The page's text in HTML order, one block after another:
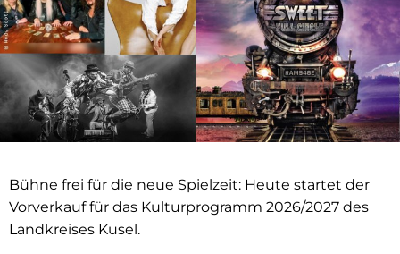
Bühne frei für die neue Spielzeit: Heute startet der
Vorverkauf für das Kulturprogramm 2026/2027 des
Landkreises Kusel.